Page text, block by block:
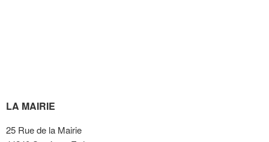
LA MAIRIE
25 Rue de la Mairie